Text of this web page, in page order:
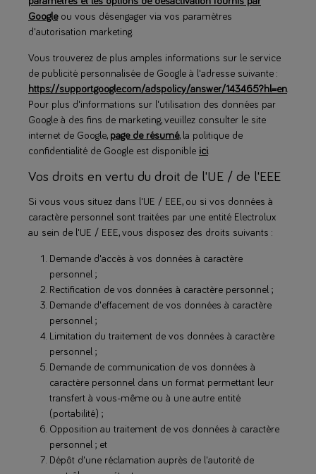
Googleou vous désengager via vos paramètres
d'autorisation marketing.
Vous trouverez de plus amples informations sur le service
de publicité personnalisée de Google à l'adresse suivante :
https://support.google.com/adspolicy/answer/143465?hl=en.
Pour plus d'informations sur l'utilisation des données par
Google à des fins de marketing, veuillez consulter le site
internet de Google, page de résumé, la politique de
confidentialité de Google est disponible ici.
Vos droits en vertu du droit de l'UE / de l'EEE
Si vous vous situez dans l'UE / EEE, ou si vos données à
caractère personnel sont traitées par une entité Electrolux
au sein de l'UE / EEE, vous disposez des droits suivants :
Demande d'accès à vos données à caractère
personnel ;
Rectification de vos données à caractère personnel ;
Demande d'effacement de vos données à caractère
personnel ;
Limitation du traitement de vos données à caractère
personnel ;
Demande de communication de vos données à
caractère personnel dans un format permettant leur
transfert à vous-même ou à une autre entité
(portabilité) ;
Opposition au traitement de vos données à caractère
personnel ; et
Dépôt d'une réclamation auprès de l'autorité de